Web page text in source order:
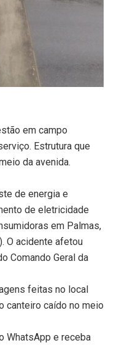
em campo
Estrutura que
da avenida.
de energia e
de eletricidade
em Palmas,
O acidente afetou
Comando Geral da
feitas no local
canteiro caído no meio
WhatsApp e receba